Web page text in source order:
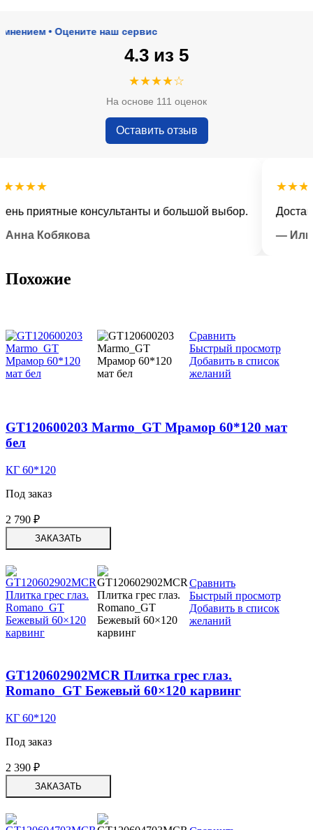
• Оцените наш сервис
4.3 из 5
★★★★☆
На основе 111 оценок
Оставить отзыв
консультанты и большой выбор.
Кобякова
★★★★★
Доставка
— Илья
Похожие
Сравнить
Быстрый просмотр
Добавить в список
желаний
GT120600203 Marmo_GT Мрамор 60*120 мат
бел
КГ 60*120
Под заказ
2 790 ₽
ЗАКАЗАТЬ
Сравнить
Быстрый просмотр
Добавить в список
желаний
GT120602902MCR Плитка грес глаз.
Romano_GT Бежевый 60×120 карвинг
КГ 60*120
Под заказ
2 390 ₽
ЗАКАЗАТЬ